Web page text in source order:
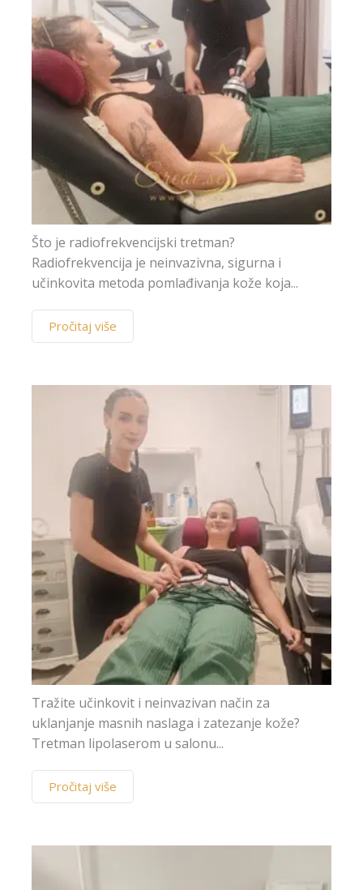
Što je radiofrekvencijski tretman?
Radiofrekvencija je neinvazivna, sigurna i
učinkovita metoda pomlađivanja kože koja...
Pročitaj više
Tražite učinkovit i neinvazivan način za
uklanjanje masnih naslaga i zatezanje kože?
Tretman lipolaserom u salonu...
Pročitaj više